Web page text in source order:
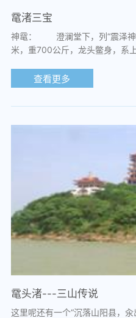
鼋渚三宝
神鼋： 澄澜堂下，列“震泽神
米，重700公斤，龙头鳖身，系
查看更多
鼋头渚---三山传说
这里呢还有一个“沉落山阳县，